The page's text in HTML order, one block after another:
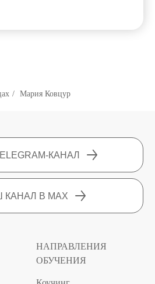
/ Мария Ковцур
КАНАЛ
КАНАЛ В MAX
НАПРАВЛЕНИЯ
ОБУЧЕНИЯ